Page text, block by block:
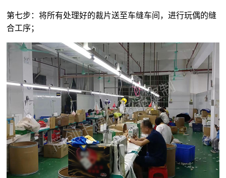
第七步：将所有处理好的裁片送至车缝车间，进行玩偶的缝
合工序；